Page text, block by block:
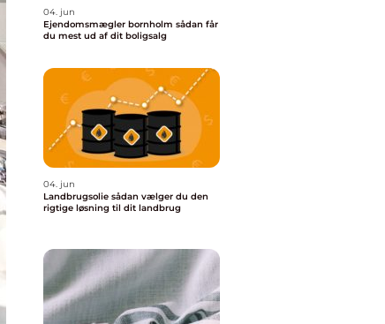
04. jun
Ejendomsmægler bornholm sådan får
du mest ud af dit boligsalg
04. jun
Landbrugsolie sådan vælger du den
rigtige løsning til dit landbrug